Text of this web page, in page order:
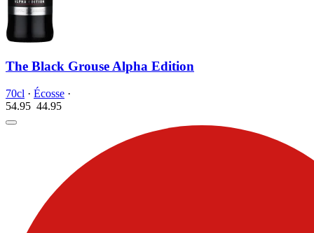
The Black Grouse Alpha Edition
70cl · Écosse ·
54.95 44.95